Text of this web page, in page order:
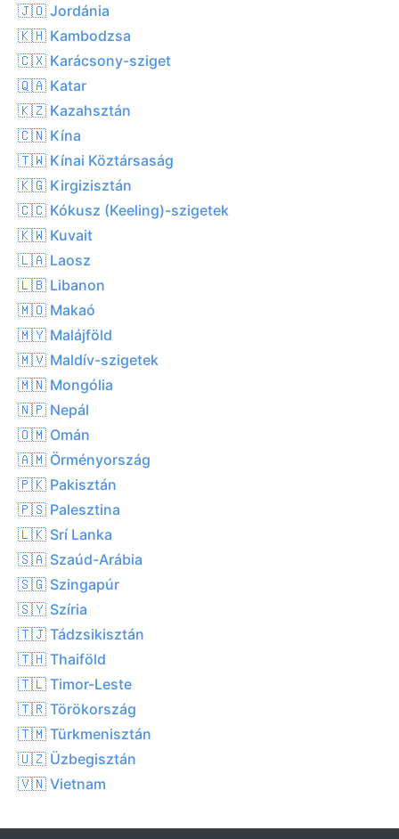
🇯🇴 Jordánia
🇰🇭 Kambodzsa
🇨🇽 Karácsony-sziget
🇶🇦 Katar
🇰🇿 Kazahsztán
🇨🇳 Kína
🇹🇼 Kínai Köztársaság
🇰🇬 Kirgizisztán
🇨🇨 Kókusz (Keeling)-szigetek
🇰🇼 Kuvait
🇱🇦 Laosz
🇱🇧 Libanon
🇲🇴 Makaó
🇲🇾 Malájföld
🇲🇻 Maldív-szigetek
🇲🇳 Mongólia
🇳🇵 Nepál
🇴🇲 Omán
🇦🇲 Örményország
🇵🇰 Pakisztán
🇵🇸 Palesztina
🇱🇰 Srí Lanka
🇸🇦 Szaúd-Arábia
🇸🇬 Szingapúr
🇸🇾 Szíria
🇹🇯 Tádzsikisztán
🇹🇭 Thaiföld
🇹🇱 Timor-Leste
🇹🇷 Törökország
🇹🇲 Türkmenisztán
🇺🇿 Üzbegisztán
🇻🇳 Vietnam